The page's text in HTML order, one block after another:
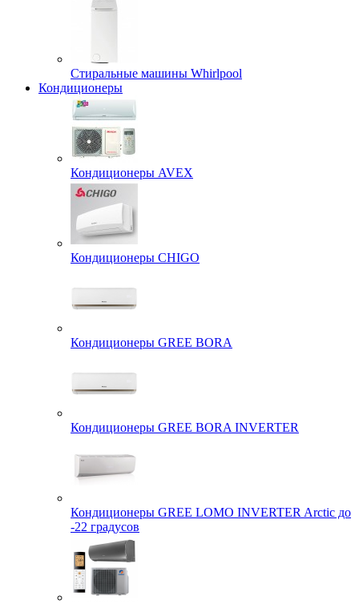
Стиральные машины Whirlpool
Кондиционеры
Кондиционеры AVEX
Кондиционеры CHIGO
Кондиционеры GREE BORA
Кондиционеры GREE BORA INVERTER
Кондиционеры GREE LOMO INVERTER Arctic до
-22 градусов